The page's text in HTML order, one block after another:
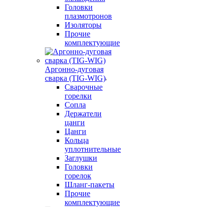
Головки
плазмотронов
Изоляторы
Прочие
комплектующие
Аргонно-дуговая
сварка (TIG-WIG)
Сварочные
горелки
Сопла
Держатели
цанги
Цанги
Кольца
уплотнительные
Заглушки
Головки
горелок
Шланг-пакеты
Прочие
комплектующие